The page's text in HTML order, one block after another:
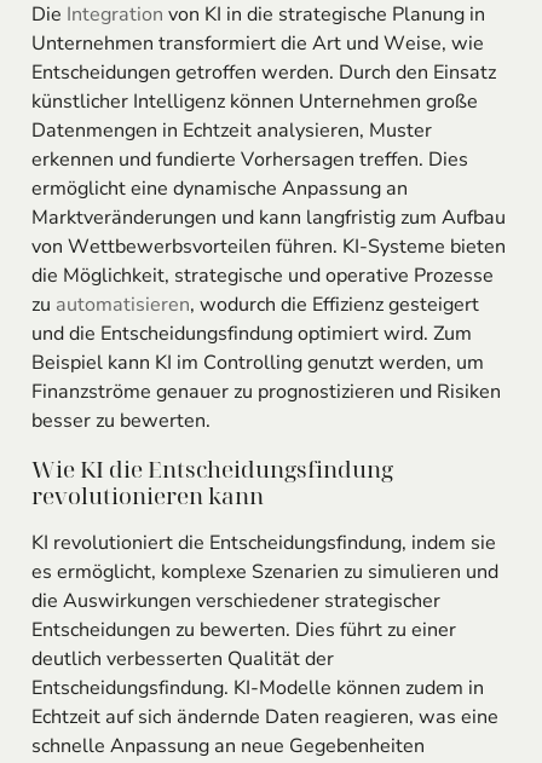
Die Integration von KI in die strategische Planung in
Unternehmen transformiert die Art und Weise, wie
Entscheidungen getroffen werden. Durch den Einsatz
künstlicher Intelligenz können Unternehmen große
Datenmengen in Echtzeit analysieren, Muster
erkennen und fundierte Vorhersagen treffen. Dies
ermöglicht eine dynamische Anpassung an
Marktveränderungen und kann langfristig zum Aufbau
von Wettbewerbsvorteilen führen. KI-Systeme bieten
die Möglichkeit, strategische und operative Prozesse
zu automatisieren, wodurch die Effizienz gesteigert
und die Entscheidungsfindung optimiert wird. Zum
Beispiel kann KI im Controlling genutzt werden, um
Finanzströme genauer zu prognostizieren und Risiken
besser zu bewerten.
Wie KI die Entscheidungsfindung
revolutionieren kann
KI revolutioniert die Entscheidungsfindung, indem sie
es ermöglicht, komplexe Szenarien zu simulieren und
die Auswirkungen verschiedener strategischer
Entscheidungen zu bewerten. Dies führt zu einer
deutlich verbesserten Qualität der
Entscheidungsfindung. KI-Modelle können zudem in
Echtzeit auf sich ändernde Daten reagieren, was eine
schnelle Anpassung an neue Gegebenheiten